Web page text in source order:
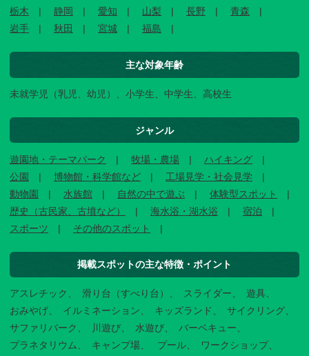
栃木
静岡 愛知 山梨 長野
青森
岩手
秋田 宮城 福島
主な対象年齢
未就学児（乳児、幼児）、小学生、中学生、高校生
ジャンル
遊園地・テーマパーク 牧場・農場
ハイキング
公園
博物館・科学館など
工場見学・社会見学
動物園
水族館 自然の中で遊ぶ
体験型スポット
歴史（古民家、古墳など）
海水浴・湖水浴
宿泊
スポーツ
その他のスポット
掲載スポットの主な特徴・ポイント
アスレチック 滑り台（すべり台） スライダー
遊具
おみやげ
イルミネーション キッズランド
サイクリング
サファリパーク
川遊び 水遊び
バーベキュー
プラネタリウム
キャンプ場 プール
ワークショップ